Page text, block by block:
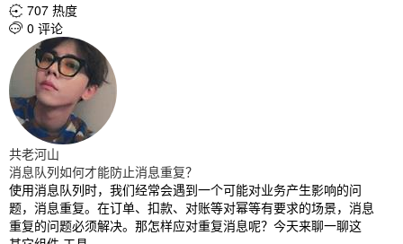
 707 热度
 0 评论
共老河山
消息队列如何才能防止消息重复？
使用消息队列时，我们经常会遇到一个可能对业务产生影响的问
题，消息重复。在订单、扣款、对账等对幂等有要求的场景，消息
重复的问题必须解决。那怎样应对重复消息呢？今天来聊一聊这